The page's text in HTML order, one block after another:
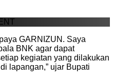
GARNIZUN. Saya
BNK agar dapat
kegiatan yang dilakukan
lapangan,” ujar Bupati